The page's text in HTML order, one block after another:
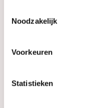
Noodzakelijk
Voorkeuren
Statistieken
FAQ
Aanbiedingen